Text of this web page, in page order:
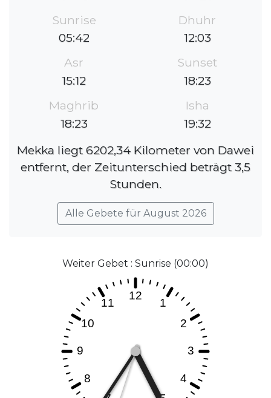
Sunrise
05:42
Dhuhr
12:03
Asr
15:12
Sunset
18:23
Maghrib
18:23
Isha
19:32
Mekka liegt 6202,34 Kilometer von Dawei
entfernt, der Zeitunterschied beträgt 3,5
Stunden.
Alle Gebete für August 2026
Weiter Gebet : Sunrise (00:00)